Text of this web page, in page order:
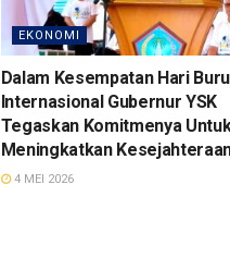
EKONOMI
Dalam Kesempatan Hari
Internasional Gubernur YSK
Tegaskan Komitmenya
Meningkatkan
4 MEI 2026